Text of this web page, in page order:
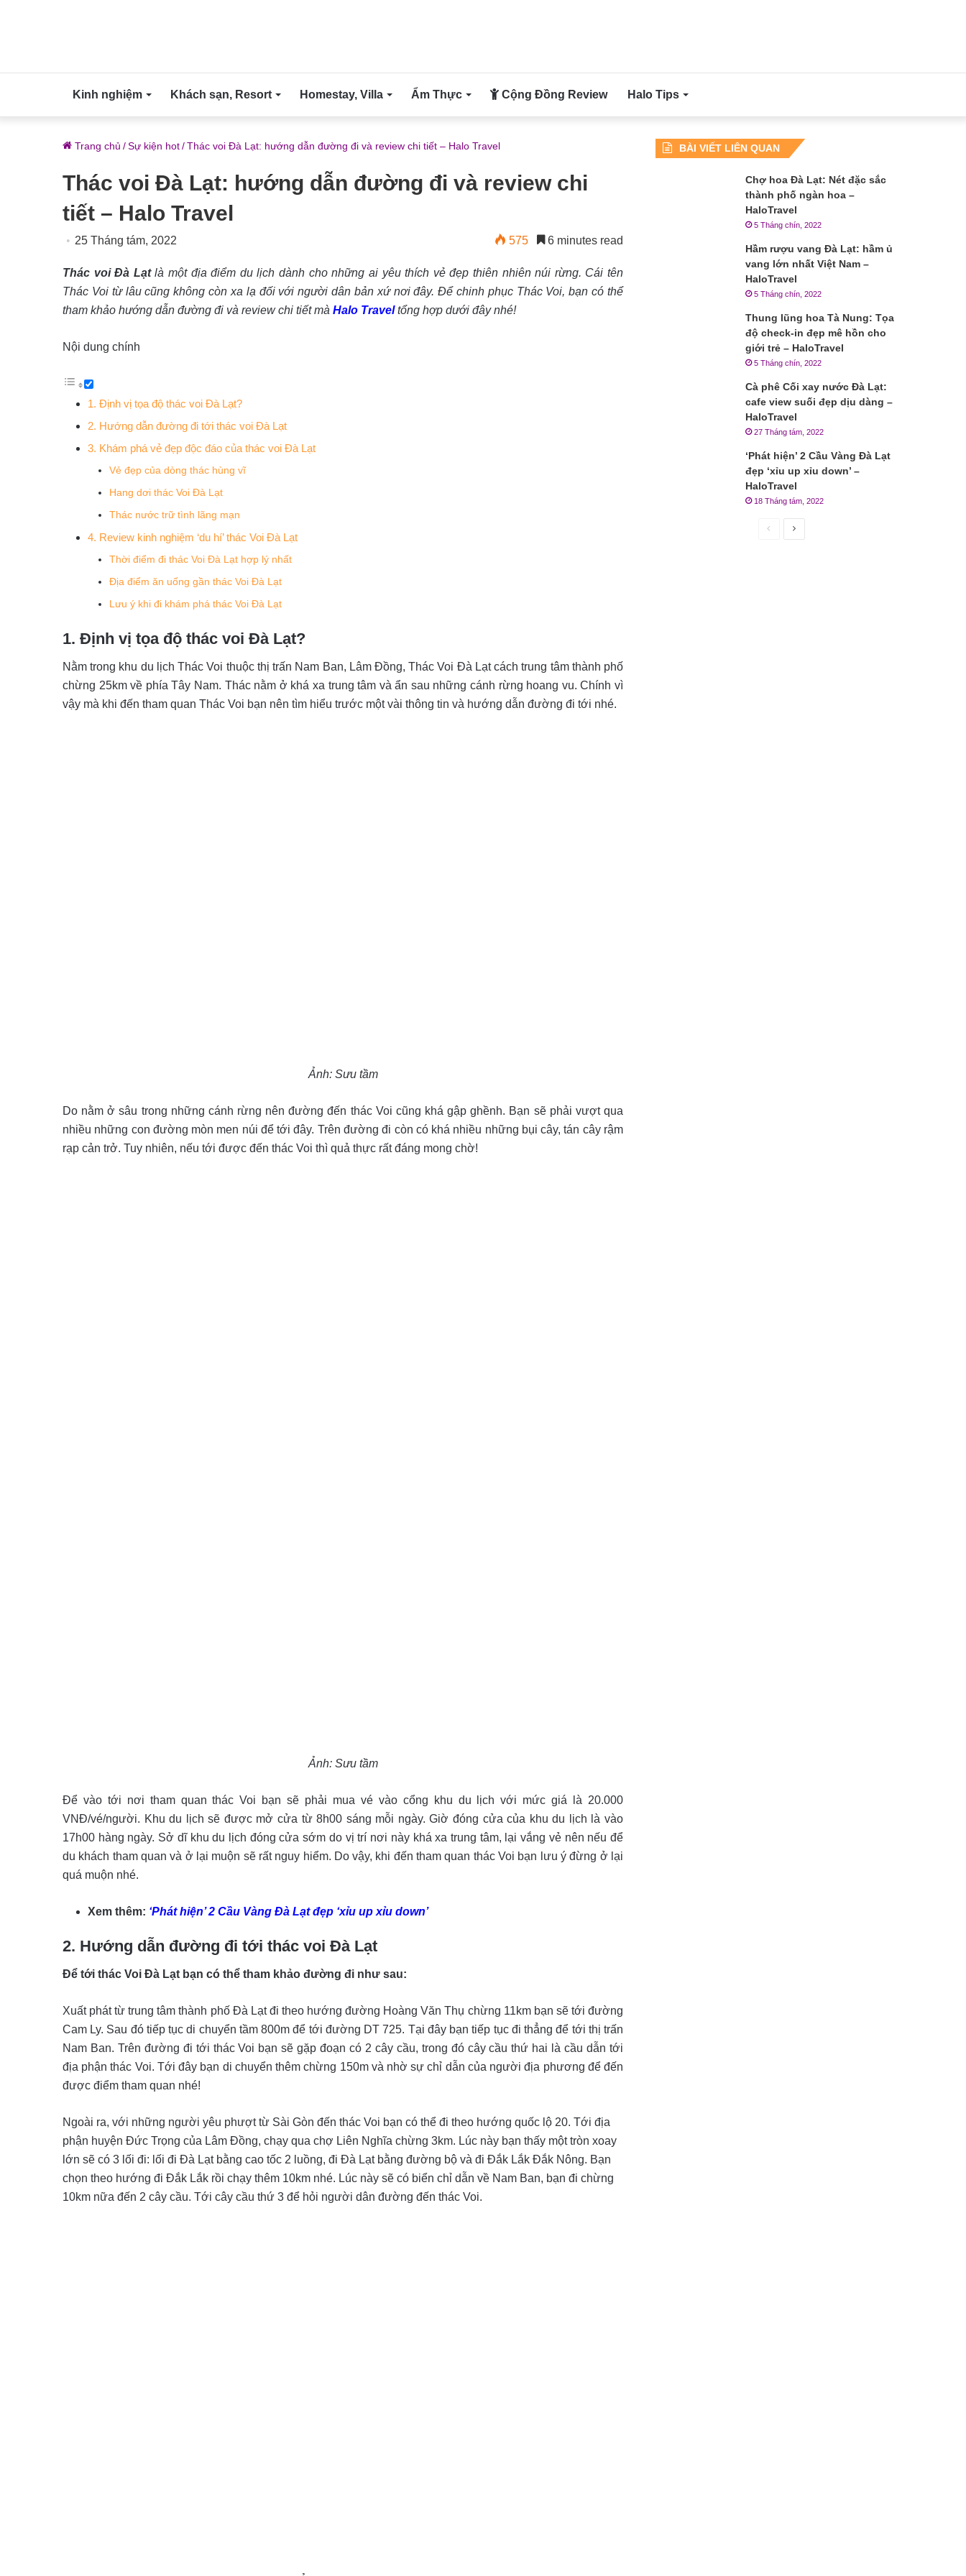
Kinh nghiệm Khách sạn, Resort Homestay, Villa Ẩm Thực Cộng Đồng Review Halo Tips
Trang chủ /Sự kiện hot/Thác voi Đà Lạt: hướng dẫn đường đi và review chi tiết – Halo Travel
Thác voi Đà Lạt: hướng dẫn đường đi và review chi
tiết – Halo Travel
25 Tháng tám, 2022 575 6 minutes read
Thác voi Đà Lạtlà một địa điểm du lịch dành cho những ai yêu thích vẻ đẹp thiên nhiên núi rừng. Cái tên
Thác Voi từ lâu cũng không còn xa lạ đối với người dân bản xứ nơi đây. Để chinh phục Thác Voi, bạn có thể
tham khảo hướng dẫn đường đi và review chi tiết mà Halo Travel tổng hợp dưới đây nhé!
Nội dung chính
1. Định vị tọa độ thác voi Đà Lạt?
2. Hướng dẫn đường đi tới thác voi Đà Lạt
3. Khám phá vẻ đẹp độc đáo của thác voi Đà Lạt
Vẻ đẹp của dòng thác hùng vĩ
Hang dơi thác Voi Đà Lạt
Thác nước trữ tình lãng mạn
4. Review kinh nghiệm ‘du hí’ thác Voi Đà Lạt
Thời điểm đi thác Voi Đà Lạt hợp lý nhất
Địa điểm ăn uống gần thác Voi Đà Lạt
Lưu ý khi đi khám phá thác Voi Đà Lạt
1. Định vị tọa độ thác voi Đà Lạt?
Nằm trong khu du lịch Thác Voi thuộc thị trấn Nam Ban, Lâm Đồng, Thác Voi Đà Lạt cách trung tâm thành phố
chừng 25km về phía Tây Nam. Thác nằm ở khá xa trung tâm và ẩn sau những cánh rừng hoang vu. Chính vì
vậy mà khi đến tham quan Thác Voi bạn nên tìm hiểu trước một vài thông tin và hướng dẫn đường đi tới nhé.
Ảnh: Sưu tầm
Do nằm ở sâu trong những cánh rừng nên đường đến thác Voi cũng khá gập ghềnh. Bạn sẽ phải vượt qua
nhiều những con đường mòn men núi để tới đây. Trên đường đi còn có khá nhiều những bụi cây, tán cây rậm
rạp cản trở. Tuy nhiên, nếu tới được đến thác Voi thì quả thực rất đáng mong chờ!
Ảnh: Sưu tầm
Để vào tới nơi tham quan thác Voi bạn sẽ phải mua vé vào cổng khu du lịch với mức giá là 20.000
VNĐ/vé/người. Khu du lịch sẽ được mở cửa từ 8h00 sáng mỗi ngày. Giờ đóng cửa của khu du lịch là vào
17h00 hàng ngày. Sở dĩ khu du lịch đóng cửa sớm do vị trí nơi này khá xa trung tâm, lại vắng vẻ nên nếu để
du khách tham quan và ở lại muộn sẽ rất nguy hiểm. Do vậy, khi đến tham quan thác Voi bạn lưu ý đừng ở lại
quá muộn nhé.
Xem thêm: ‘Phát hiện’ 2 Cầu Vàng Đà Lạt đẹp ‘xỉu up xỉu down’
2. Hướng dẫn đường đi tới thác voi Đà Lạt
Để tới thác Voi Đà Lạt bạn có thể tham khảo đường đi như sau:
Xuất phát từ trung tâm thành phố Đà Lạt đi theo hướng đường Hoàng Văn Thụ chừng 11km bạn sẽ tới đường
Cam Ly. Sau đó tiếp tục di chuyển tầm 800m để tới đường DT 725. Tại đây bạn tiếp tục đi thẳng để tới thị trấn
Nam Ban. Trên đường đi tới thác Voi bạn sẽ gặp đoạn có 2 cây cầu, trong đó cây cầu thứ hai là cầu dẫn tới
địa phận thác Voi. Tới đây bạn di chuyển thêm chừng 150m và nhờ sự chỉ dẫn của người địa phương để đến
được điểm tham quan nhé!
Ngoài ra, với những người yêu phượt từ Sài Gòn đến thác Voi bạn có thể đi theo hướng quốc lộ 20. Tới địa
phận huyện Đức Trọng của Lâm Đồng, chạy qua chợ Liên Nghĩa chừng 3km. Lúc này bạn thấy một tròn xoay
lớn sẽ có 3 lối đi: lối đi Đà Lạt bằng cao tốc 2 luồng, đi Đà Lạt bằng đường bộ và đi Đắk Lắk Đắk Nông. Bạn
chọn theo hướng đi Đắk Lắk rồi chạy thêm 10km nhé. Lúc này sẽ có biển chỉ dẫn về Nam Ban, bạn đi chừng
10km nữa đến 2 cây cầu. Tới cây cầu thứ 3 để hỏi người dân đường đến thác Voi.
BÀI VIẾT LIÊN QUAN
Chợ hoa Đà Lạt: Nét đặc sắc
thành phố ngàn hoa –
HaloTravel
5 Tháng chín, 2022
Hầm rượu vang Đà Lạt: hầm ủ
vang lớn nhất Việt Nam –
HaloTravel
5 Tháng chín, 2022
Thung lũng hoa Tà Nung: Tọa
độ check-in đẹp mê hồn cho
giới trẻ – HaloTravel
5 Tháng chín, 2022
Cà phê Cối xay nước Đà Lạt:
cafe view suối đẹp dịu dàng –
HaloTravel
27 Tháng tám, 2022
‘Phát hiện’ 2 Cầu Vàng Đà Lạt
đẹp ‘xỉu up xỉu down’ –
HaloTravel
18 Tháng tám, 2022
Trang